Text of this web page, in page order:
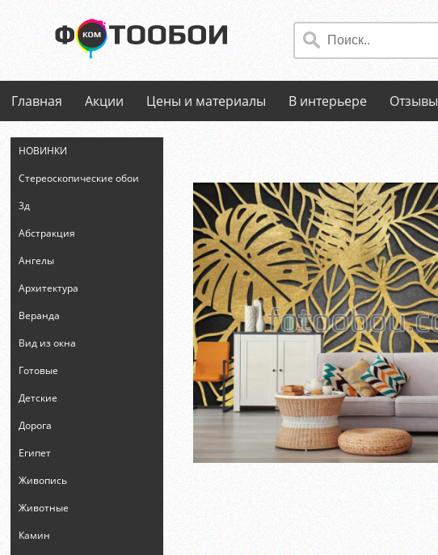
Главная Акции Цены и материалы В интерьере Отзывы
НОВИНКИ
Стереоскопические обои
3д
Абстракция
Ангелы
Архитектура
Веранда
Вид из окна
Готовые
Детские
Дорога
Египет
Живопись
Животные
Камин